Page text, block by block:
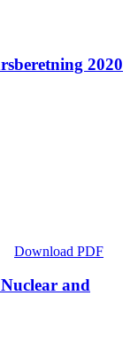
2020
Download PDF
and